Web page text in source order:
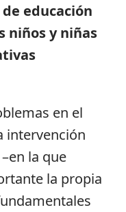
educación
niños y niñas
en el
intervención
la que
la propia